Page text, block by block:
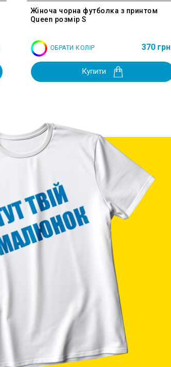
Жіноча чорна футболка з принтом
Queen розмір S
ОБРАТИ КОЛІР 370 грн
Купити